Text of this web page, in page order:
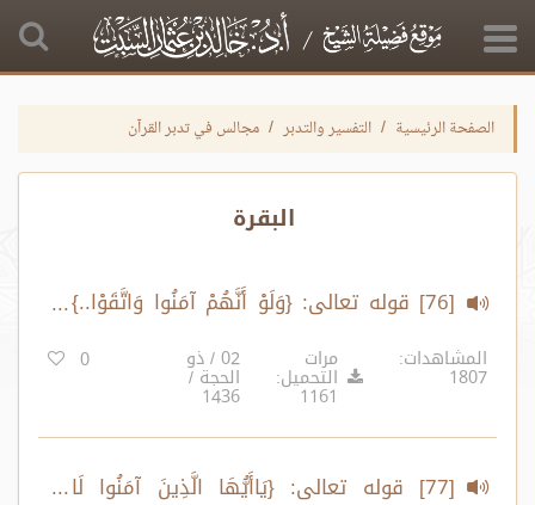
الصفحة الرئيسية التفسير والتدبر مجالس في تدبر القرآن
البقرة
[76] قوله تعالى: {وَلَوْ أَنَّهُمْ آمَنُوا وَاتَّقَوْا..}
إلى قوله تعالى: {وَلِلْكَافِرِينَ عَذَابٌ أَلِيمٌ}
المشاهدات:
1807
مرات
التحميل:
1161
02 / ذو
الحجة /
1436
0
[77] قوله تعالى: {يَاأَيُّهَا الَّذِينَ آمَنُوا لَا